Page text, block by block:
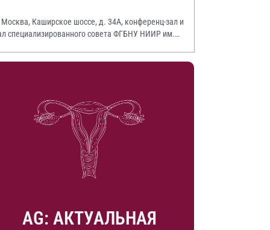
Москва, Каширское шоссе, д. 34А, конференц-зал и
специализированного совета ФГБНУ НИИР им.
AG: АКТУАЛЬНАЯ